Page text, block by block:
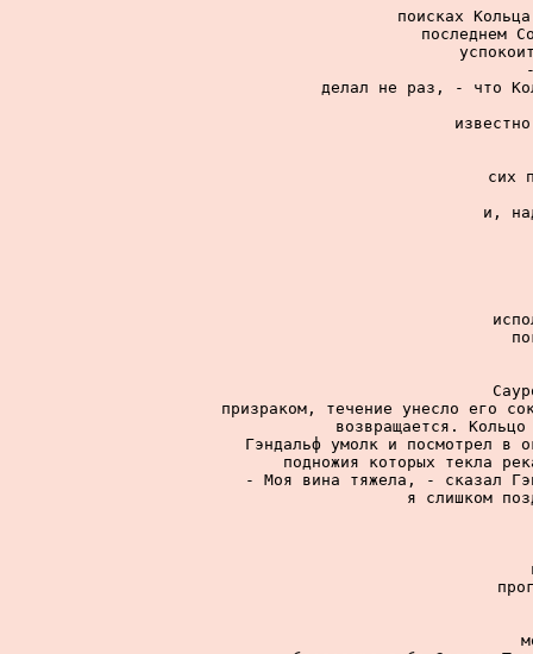
поисках
последнем
делал не раз, - что
сих
и,
призраком, течение унесло его
возвращается.
Гэндальф умолк и посмотрел в
подножия которых текла
- Моя вина тяжела, - сказал
я слишком